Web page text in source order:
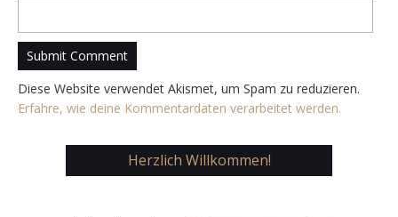
Diese Website verwendet Akismet, um Spam zu reduzieren.
Erfahre, wie deine Kommentardaten verarbeitet werden.
Herzlich Willkommen!